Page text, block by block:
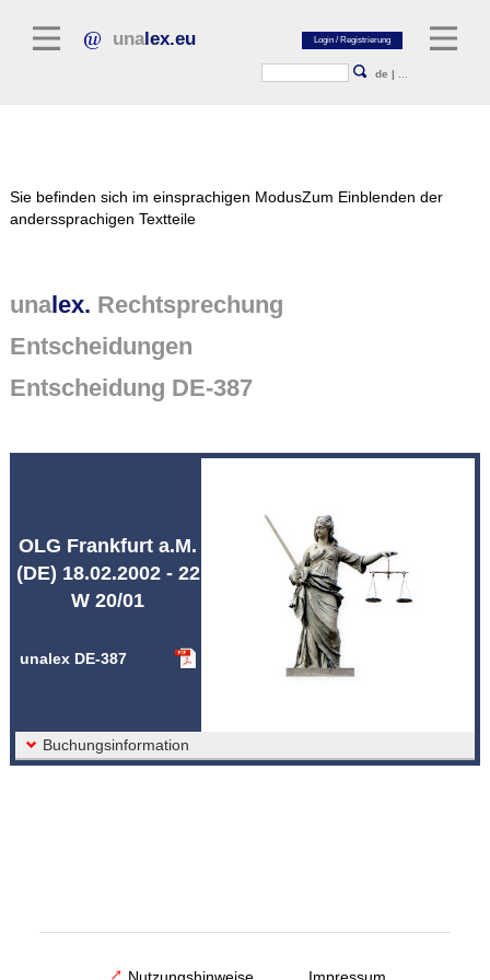
unalex.eu
de |
Normtexte
Rechtsprechung
Sie befinden sich im einsprachigen ModusZum Einblenden der
anderssprachigen Textteile
unalex. Rechtsprechung
Entscheidungen
Entscheidung DE-387
OLG Frankfurt a.M.
(DE) 18.02.2002 - 22
W 20/01
unalex DE-387
Buchungsinformation
Nutzungshinweise Impressum